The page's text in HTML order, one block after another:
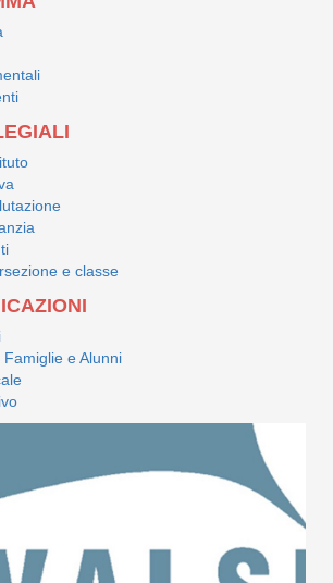
e classe
e Alunni